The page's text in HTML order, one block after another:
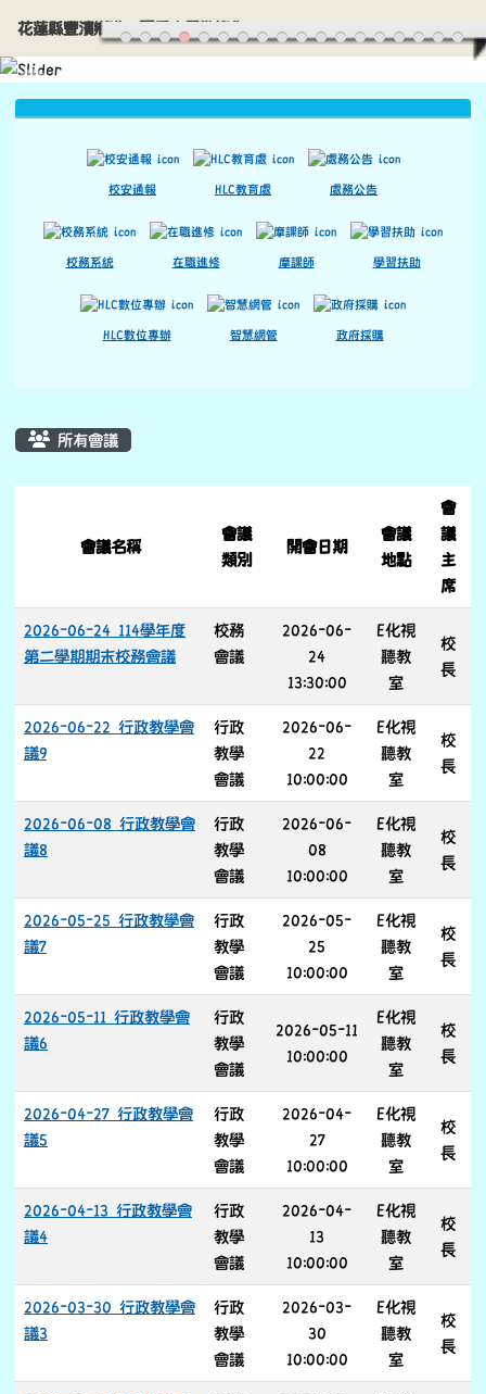
花蓮縣豐濱鄉港口國民小學歡迎您
導覽列
花蓮縣豐濱鄉港口國民小學歡迎您
上中區域內容
校安通報 HLC教育處 處務公告
校務系統 在職進修 摩課師 學習扶助
HLC數位專辦 智慧網管 政府採購
所有會議
會議名稱
會議
類別
開會日期
會議
地點
會
議
主
席
2026-06-24 114學年度
第二學期期末校務會議
校務
會議
2026-06-
24
13:30:00
E化視
聽教
室
校
長
2026-06-22 行政教學會
議9
行政
教學
會議
2026-06-
22
10:00:00
E化視
聽教
室
校
長
2026-06-08 行政教學會
議8
行政
教學
會議
2026-06-
08
10:00:00
E化視
聽教
室
校
長
2026-05-25 行政教學會
議7
行政
教學
會議
2026-05-
25
10:00:00
E化視
聽教
室
校
長
2026-05-11 行政教學會
議6
行政
教學
會議
2026-05-11
10:00:00
E化視
聽教
室
校
長
2026-04-27 行政教學會
議5
行政
教學
會議
2026-04-
27
10:00:00
E化視
聽教
室
校
長
2026-04-13 行政教學會
議4
行政
教學
會議
2026-04-
13
10:00:00
E化視
聽教
室
校
長
2026-03-30 行政教學會
議3
行政
教學
會議
2026-03-
30
10:00:00
E化視
聽教
室
校
長
頁尾區域